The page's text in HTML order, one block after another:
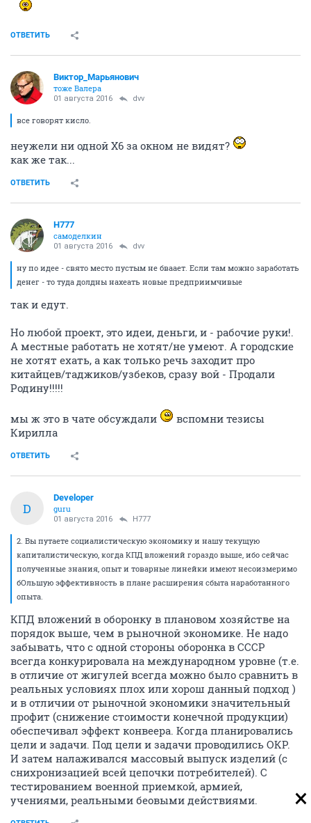
ОТВЕТИТЬ
Виктор_Марьянович
тоже Валера
01 августа 2016 dvv
все говорят кисло.
неужели ни одной Х6 за окном не видят?
как же так...
ОТВЕТИТЬ
H777
самоделкин
01 августа 2016 dvv
ну по идее - свято место пустым не бваает. Если там можно заработать
денег - то туда долдны нахеать новые предприимчивые
так и едут.
Но любой проект, это идеи, деньги, и - рабочие руки!.
А местные работать не хотят/не умеют. А городские
не хотят ехать, а как только речь заходит про
китайцев/таджиков/узбеков, сразу вой - Продали
Родину!!!!!
мы ж это в чате обсуждали
вспомни тезисы
Кирилла
ОТВЕТИТЬ
D
Developer
guru
01 августа 2016 H777
2. Вы путаете социалистическую экономику и нашу текущую
капиталистическую, когда КПД вложений гораздо выше, ибо сейчас
полученные знания, опыт и товарные линейки имеют несоизмеримо
бОльшую эффективность в плане расширения сбыта наработанного
опыта.
КПД вложений в оборонку в плановом хозяйстве на
порядок выше, чем в рыночной экономике. Не надо
забывать, что с одной стороны оборонка в СССР
всегда конкурировала на международном уровне (т.е.
в отличие от жигулей всегда можно было сравнить в
реальных условиях плох или хорош данный подход )
и в отличии от рыночной экономики значительный
профит (снижение стоимости конечной продукции)
обеспечивал эффект конвеера. Когда планировались
цели и задачи. Под цели и задачи проводились ОКР.
И затем налаживался массовый выпуск изделий (с
снихронизацией всей цепочки потребителей). С
тестированием военной приемкой, армией,
учениями, реальными беовыми действиями.